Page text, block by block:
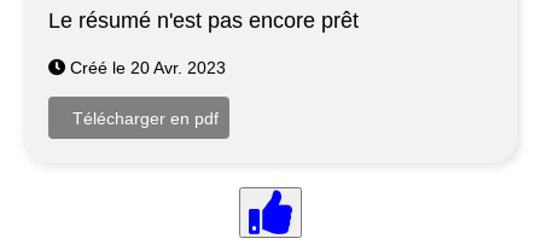
Le résumé n'est pas encore prêt
Créé le 20 Avr. 2023